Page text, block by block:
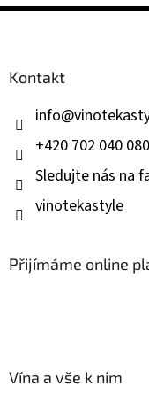
Z
Kontakt
info@
+420 702 040 080
Sledujte nás na
vinotekastyle
Přijímáme online
Vína a vše k nim